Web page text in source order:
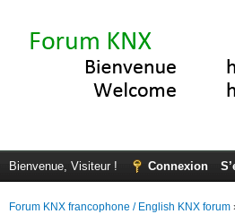
Bienvenue, Visiteur ! Connexion
Forum KNX francophone / English KNX forum